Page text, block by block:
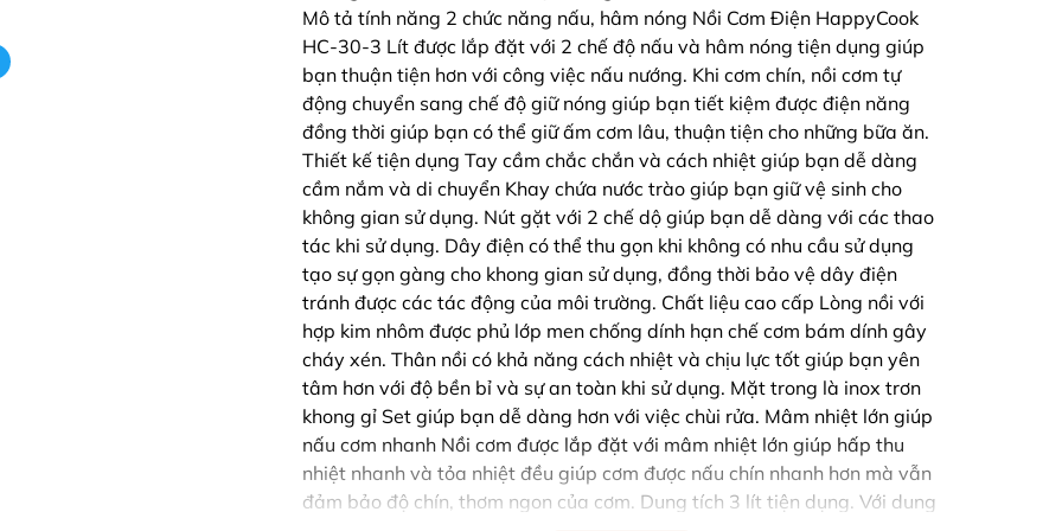
Mô tả tính năng 2 chức năng nấu, hâm nóng Nồi Cơm Điện HappyCook
HC-30-3 Lít được lắp đặt với 2 chế độ nấu và hâm nóng tiện dụng giúp
bạn thuận tiện hơn với công việc nấu nướng. Khi cơm chín, nồi cơm tự
động chuyển sang chế độ giữ nóng giúp bạn tiết kiệm được điện năng
đồng thời giúp bạn có thể giữ ấm cơm lâu, thuận tiện cho những bữa ăn.
Thiết kế tiện dụng Tay cầm chắc chắn và cách nhiệt giúp bạn dễ dàng
cầm nắm và di chuyển Khay chứa nước trào giúp bạn giữ vệ sinh cho
không gian sử dụng. Nút gặt với 2 chế dộ giúp bạn dễ dàng với các thao
tác khi sử dụng. Dây điện có thể thu gọn khi không có nhu cầu sử dụng
tạo sự gọn gàng cho khong gian sử dụng, đồng thời bảo vệ dây điện
tránh được các tác động của môi trường. Chất liệu cao cấp Lòng nồi với
hợp kim nhôm được phủ lớp men chống dính hạn chế cơm bám dính gây
cháy xén. Thân nồi có khả năng cách nhiệt và chịu lực tốt giúp bạn yên
tâm hơn với độ bền bỉ và sự an toàn khi sử dụng. Mặt trong là inox trơn
khong gỉ Set giúp bạn dễ dàng hơn với việc chùi rửa. Mâm nhiệt lớn giúp
nấu cơm nhanh Nồi cơm được lắp đặt với mâm nhiệt lớn giúp hấp thu
nhiệt nhanh và tỏa nhiệt đều giúp cơm được nấu chín nhanh hơn mà vẫn
đảm bảo độ chín, thơm ngon của cơm. Dung tích 3 lít tiện dụng. Với dung